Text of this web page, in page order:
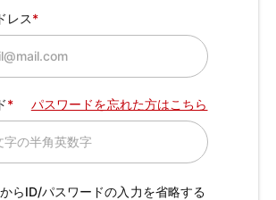
レス
パスワードを忘れた方はこちら
らID/パスワードの入力を省略する